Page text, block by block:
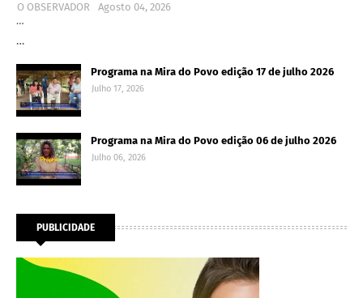
O OBSERVADOR
Agosto 04, 2026
…
…
Programa na Mira do Povo edição 17 de julho 2026
Julho 17, 2026
Programa na Mira do Povo edição 06 de julho 2026
Julho 06, 2026
PUBLICIDADE